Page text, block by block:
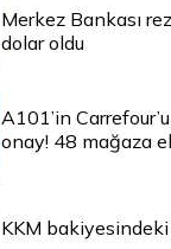
Merkez Bankası
dolar oldu
A101’in
onay! 48 mağaza
KKM